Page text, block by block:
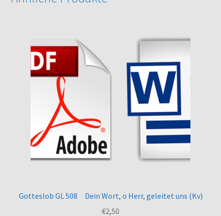
Gotteslob GL 508 Dein Wort, o Herr, geleitet uns (Kv)
€2,50